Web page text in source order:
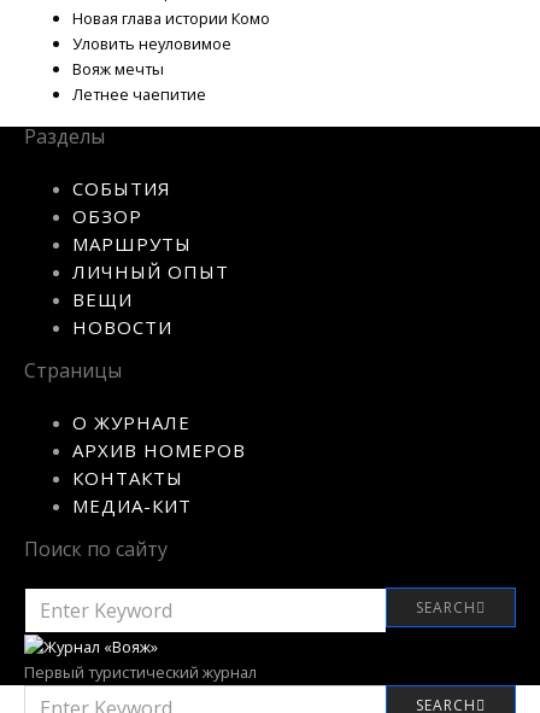
Новая глава истории Комо
Уловить неуловимое
Вояж мечты
Летнее чаепитие
Разделы
СОБЫТИЯ
ОБЗОР
МАРШРУТЫ
ЛИЧНЫЙ ОПЫТ
ВЕЩИ
НОВОСТИ
Страницы
О ЖУРНАЛЕ
АРХИВ НОМЕРОВ
КОНТАКТЫ
МЕДИА-КИТ
Поиск по сайту
FOR:
SEARCH
Первый туристический журнал
SEARCH